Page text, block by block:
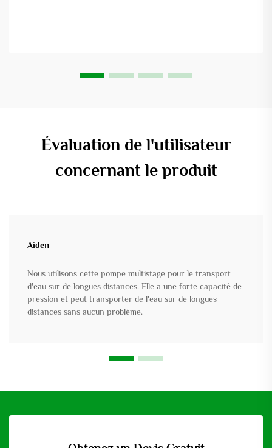
Évaluation de l'utilisateur
concernant le produit
Aiden
Nous utilisons cette pompe multistage pour le transport
d'eau sur de longues distances. Elle a une forte capacité de
pression et peut transporter de l'eau sur de longues
distances sans aucun problème.